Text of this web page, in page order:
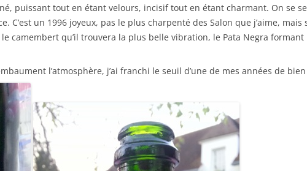
puissant tout en étant velours, incisif tout en étant charmant. On se
C’est un 1996 joyeux, pas le plus charpenté des Salon que j’aime,
camembert qu’il trouvera la plus belle vibration, le Pata Negra formant
l’atmosphère, j’ai franchi le seuil d’une de mes années de